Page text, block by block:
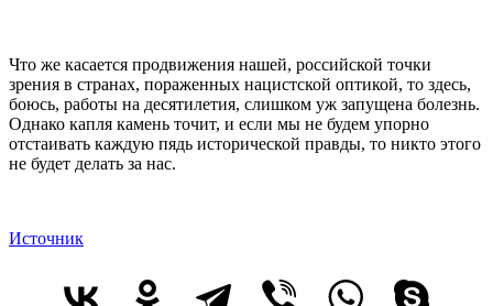
Что же касается продвижения нашей, российской точки
зрения в странах, пораженных нацистской оптикой, то здесь,
боюсь, работы на десятилетия, слишком уж запущена болезнь.
Однако капля камень точит, и если мы не будем упорно
отстаивать каждую пядь исторической правды, то никто этого
не будет делать за нас.
Источник